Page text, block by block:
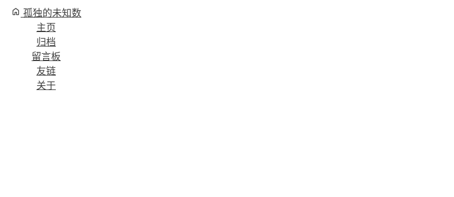
孤独的未知数
主页
归档
留言板
友链
关于